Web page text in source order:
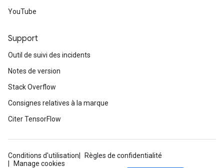
YouTube
Support
Outil de suivi des incidents
Notes de version
Stack Overflow
Consignes relatives à la marque
Citer TensorFlow
Conditions d'utilisation
Règles de confidentialité
Manage cookies